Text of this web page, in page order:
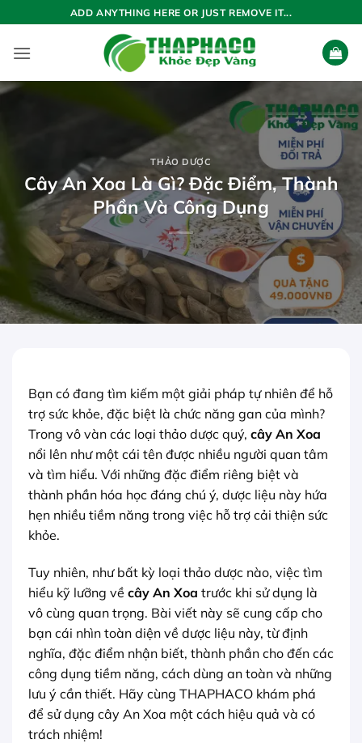
qua
nội
ADD ANYTHING HERE OR JUST REMOVE IT...
THẢO DƯỢC
Cây An Xoa Là Gì? Đặc Điểm, Thành
Phần Và Công Dụng
Bạn có đang tìm kiếm một giải pháp tự nhiên để hỗ
trợ sức khỏe, đặc biệt là chức năng gan của mình?
Trong vô vàn các loại thảo dược quý, cây An Xoa
nổi lên như một cái tên được nhiều người quan tâm
và tìm hiểu. Với những đặc điểm riêng biệt và
thành phần hóa học đáng chú ý, dược liệu này hứa
hẹn nhiều tiềm năng trong việc hỗ trợ cải thiện sức
khỏe.
Tuy nhiên, như bất kỳ loại thảo dược nào, việc tìm
hiểu kỹ lưỡng về cây An Xoa trước khi sử dụng là
vô cùng quan trọng. Bài viết này sẽ cung cấp cho
bạn cái nhìn toàn diện về dược liệu này, từ định
nghĩa, đặc điểm nhận biết, thành phần cho đến các
công dụng tiềm năng, cách dùng an toàn và những
lưu ý cần thiết. Hãy cùng THAPHACO khám phá
để sử dụng cây An Xoa một cách hiệu quả và có
trách nhiệm!